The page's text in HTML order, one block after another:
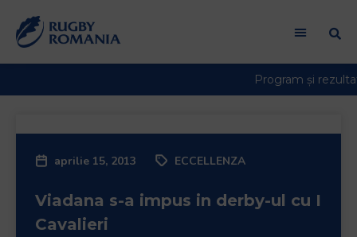
in
aprilie 15, 2013 ECCELLENZA
Viadana s-a impus in derby-ul cu I
Cavalieri